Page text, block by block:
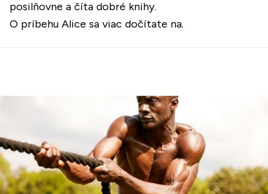
posilňovne a číta dobré knihy.
O príbehu Alice sa viac dočítate na.